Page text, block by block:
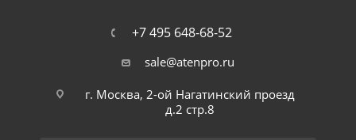
+7 495 648-68-52
sale@atenpro.ru
г. Москва, 2-ой Нагатинский проезд
д.2 стр.8